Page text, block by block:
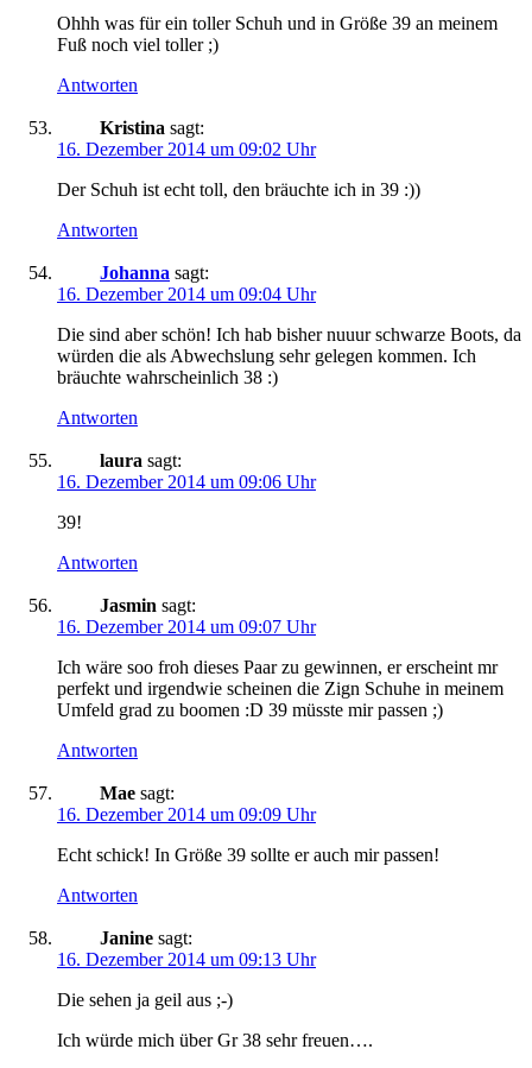
Ohhh was für ein toller Schuh und in Größe 39 an meinem
Fuß noch viel toller ;)
Antworten
Kristina sagt:
16. Dezember 2014 um 09:02 Uhr
Der Schuh ist echt toll, den bräuchte ich in 39 :))
Antworten
Johanna sagt:
16. Dezember 2014 um 09:04 Uhr
Die sind aber schön! Ich hab bisher nuuur schwarze Boots, da
würden die als Abwechslung sehr gelegen kommen. Ich
bräuchte wahrscheinlich 38 :)
Antworten
laura sagt:
16. Dezember 2014 um 09:06 Uhr
39!
Antworten
Jasmin sagt:
16. Dezember 2014 um 09:07 Uhr
Ich wäre soo froh dieses Paar zu gewinnen, er erscheint mr
perfekt und irgendwie scheinen die Zign Schuhe in meinem
Umfeld grad zu boomen :D 39 müsste mir passen ;)
Antworten
Mae sagt:
16. Dezember 2014 um 09:09 Uhr
Echt schick! In Größe 39 sollte er auch mir passen!
Antworten
Janine sagt:
16. Dezember 2014 um 09:13 Uhr
Die sehen ja geil aus ;-)
Ich würde mich über Gr 38 sehr freuen….